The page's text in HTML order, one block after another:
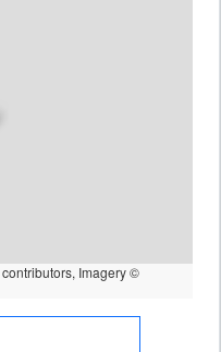
contributors, Imagery ©